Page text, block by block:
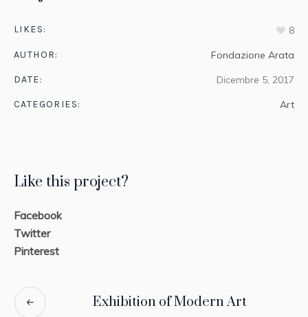
LIKES: 8
AUTHOR: Fondazione Arata
DATE: Dicembre 5, 2017
CATEGORIES: Art
Like this project?
Facebook
Twitter
Pinterest
Exhibition of Modern Art